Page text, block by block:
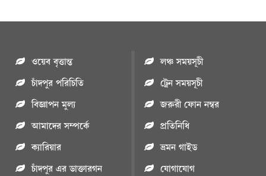
ওয়েব বৃত্তান্ত
চাঁদপুর পরিচিতি
বিজ্ঞাপন মুল্য
আমাদের সম্পর্কে
ক্যারিয়ার
চাঁদপুর এর ডাক্তারগন
লঞ্চ সময়সূচী
ট্রেন সময়সূচী
জরুরী ফোন নম্বর
প্রতিনিধি
ভ্রমন গাইড
যোগাযোগ